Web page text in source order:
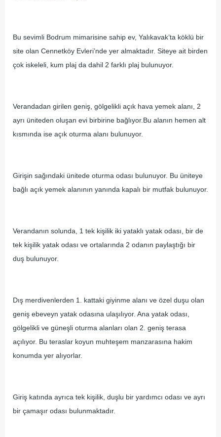
Bu sevimli Bodrum mimarisine sahip ev, Yalıkavak’ta köklü bir
site olan Cennetköy Evleri’nde yer almaktadır. Siteye ait birden
çok iskeleli, kum plaj da dahil 2 farklı plaj bulunuyor.
Verandadan girilen geniş, gölgelikli açık hava yemek alanı, 2
ayrı üniteden oluşan evi birbirine bağlıyor.Bu alanın hemen alt
kısmında ise açık oturma alanı bulunuyor.
Girişin sağındaki ünitede oturma odası bulunuyor. Bu üniteye
bağlı açık yemek alanının yanında kapalı bir mutfak bulunuyor.
Verandanın solunda, 1 tek kişilik iki yataklı yatak odası, bir de
tek kişilik yatak odası ve ortalarında 2 odanın paylaştığı bir
duş bulunuyor.
Dış merdivenlerden 1. kattaki giyinme alanı ve özel duşu olan
geniş ebeveyn yatak odasına ulaşılıyor. Ana yatak odası,
gölgelikli ve güneşli oturma alanları olan 2. geniş terasa
açılıyor. Bu teraslar koyun muhteşem manzarasına hakim
konumda yer alıyorlar.
Giriş katında ayrıca tek kişilik, duşlu bir yardımcı odası ve ayrı
bir çamaşır odası bulunmaktadır.